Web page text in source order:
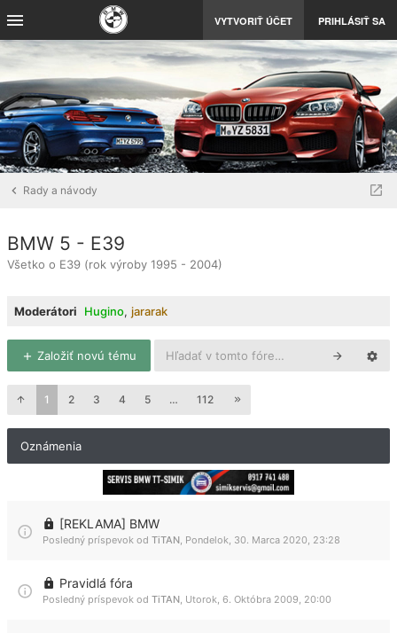
VYTVORIŤ ÚČET PRIHLÁSIŤ SA
Rady a návody
BMW 5 - E39
Všetko o E39 (rok výroby 1995 - 2004)
Moderátori Hugino, jararak
Založiť novú tému
1 2 3 4 5 … 112
Oznámenia
[REKLAMA] BMW
Posledný príspevok od TiTAN Pondelok, 30. Marca 2020, 23:28
Pravidlá fóra
Posledný príspevok od TiTAN Utorok, 6. Októbra 2009, 20:00